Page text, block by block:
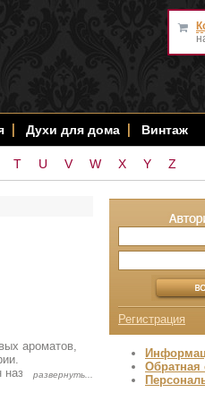
Духи для дома Винтаж
T U V W X Y Z
ароматов,
называет
и
Регистрация
Обратная